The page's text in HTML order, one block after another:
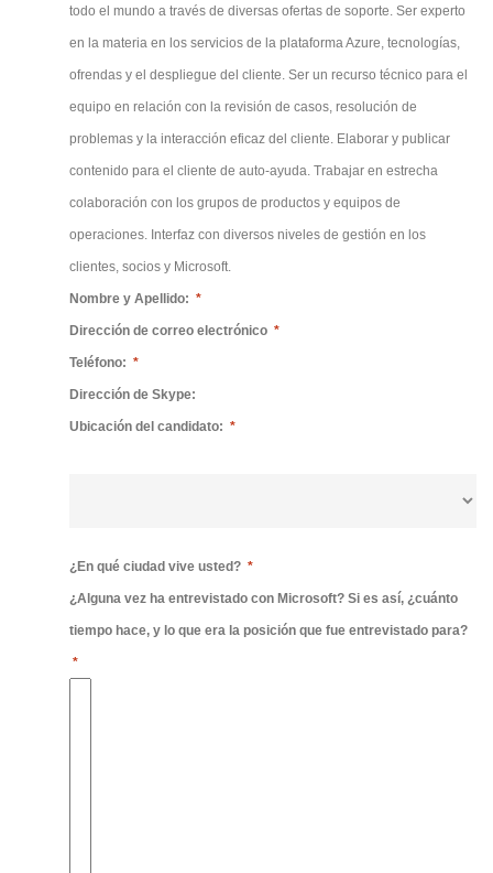
todo el mundo a través de diversas ofertas de soporte. Ser experto
en la materia en los servicios de la plataforma Azure, tecnologías,
ofrendas y el despliegue del cliente. Ser un recurso técnico para el
equipo en relación con la revisión de casos, resolución de
problemas y la interacción eficaz del cliente. Elaborar y publicar
contenido para el cliente de auto-ayuda. Trabajar en estrecha
colaboración con los grupos de productos y equipos de
operaciones. Interfaz con diversos niveles de gestión en los
clientes, socios y Microsoft.
Nombre y Apellido: *
Dirección de correo electrónico *
Teléfono: *
Dirección de Skype:
Ubicación del candidato: *
¿En qué ciudad vive usted? *
¿Alguna vez ha entrevistado con Microsoft? Si es así, ¿cuánto
tiempo hace, y lo que era la posición que fue entrevistado para?
*